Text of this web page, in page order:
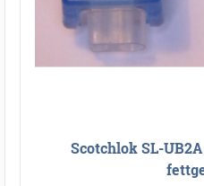
Scotchlok SL-